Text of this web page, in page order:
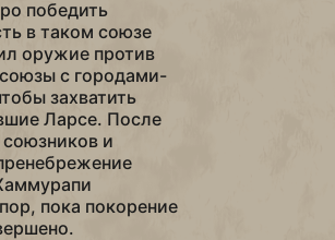
победить
в таком союзе
оружие против
с городами-
захватить
Ларсе. После
союзников и
пока покорение